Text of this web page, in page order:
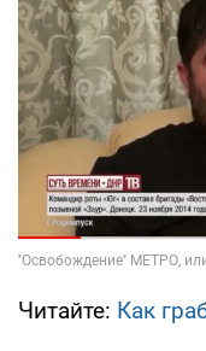
Читайте: Как